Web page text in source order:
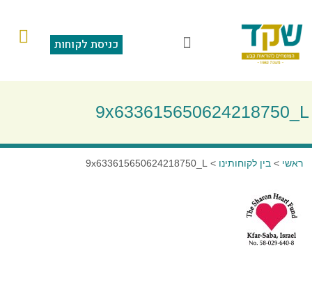
כניסת לקוחות
9x633615650624218750_L
ראשי >בין לקוחותינו >
9x633615650624218750_L